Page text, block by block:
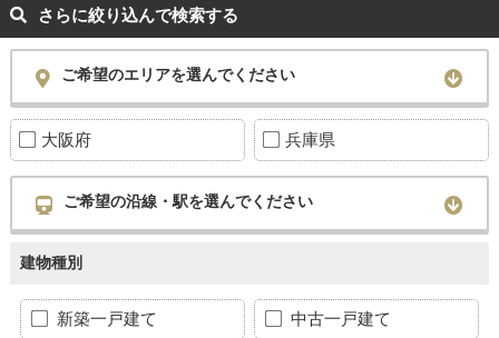
さらに絞り込んで検索する
ご希望のエリアを選んでください
大阪府 兵庫県
ご希望の沿線・駅を選んでください
建物種別
新築一戸建て 中古一戸建て